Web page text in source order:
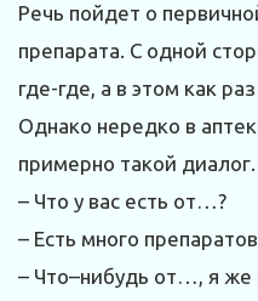
Речь пойдет о
препарата. С одной
где-где, а в этом как
Однако нередко в
примерно такой диалог.
– Что у вас есть от…?
– Есть много
– Что–нибудь от…, я же